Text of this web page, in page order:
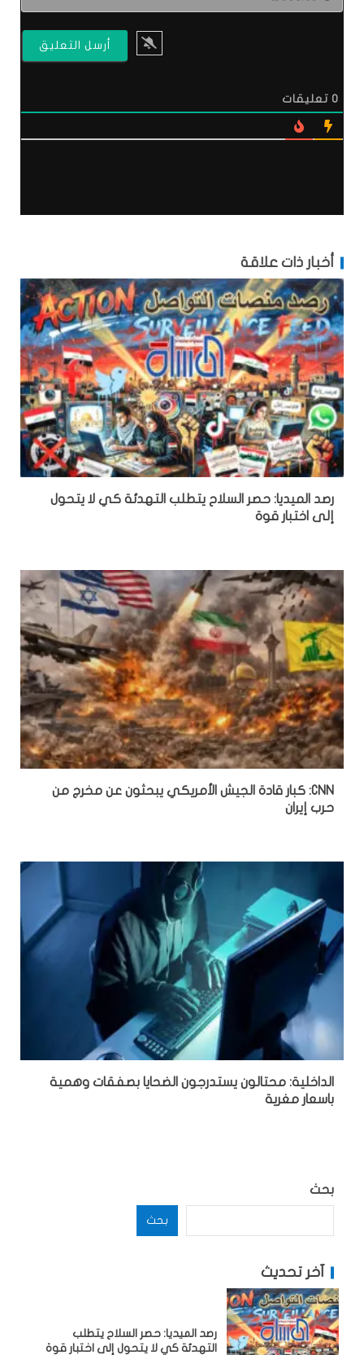
0 تعليقات
أخبار ذات علاقة
رصد الميديا: حصر السلاح يتطلب التهدئة كي لا يتحول
إلى اختبار قوة
CNN: كبار قادة الجيش الأمريكي يبحثون عن مخرج من
حرب إيران
الداخلية: محتالون يستدرجون الضحايا بصفقات وهمية
باسعار مغرية
بحث
بحث
آخر تحديث
رصد الميديا: حصر السلاح يتطلب
التهدئة كي لا يتحول إلى اختبار قوة